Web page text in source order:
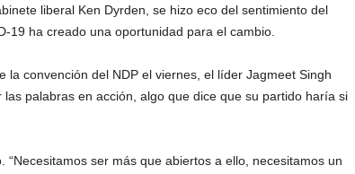
liberal Ken Dyrden, se hizo eco del sentimiento del
19 ha creado una oportunidad para el cambio.
la convención del NDP el viernes, el líder Jagmeet Singh
palabras en acción, algo que dice que su partido haría si
“Necesitamos ser más que abiertos a ello, necesitamos un